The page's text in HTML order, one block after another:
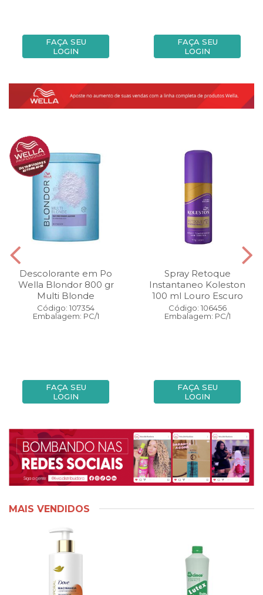
FAÇA SEU
LOGIN
FAÇA SEU
LOGIN
Descolorante em Po
Wella Blondor 800 gr
Multi Blonde
Código: 107354
Embalagem: PC/1
FAÇA SEU
LOGIN
Spray Retoque
Instantaneo Koleston
100 ml Louro Escuro
Código: 106456
Embalagem: PC/1
FAÇA SEU
LOGIN
MAIS VENDIDOS